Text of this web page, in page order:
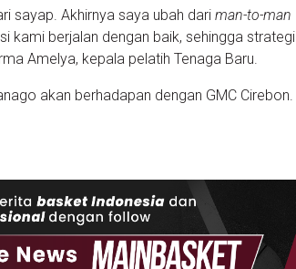
sayap. Akhirnya saya ubah dariman-to-man
kami berjalan dengan baik, sehingga strategi
Amelya, kepala pelatih Tenaga Baru.
akan berhadapan dengan GMC Cirebon.